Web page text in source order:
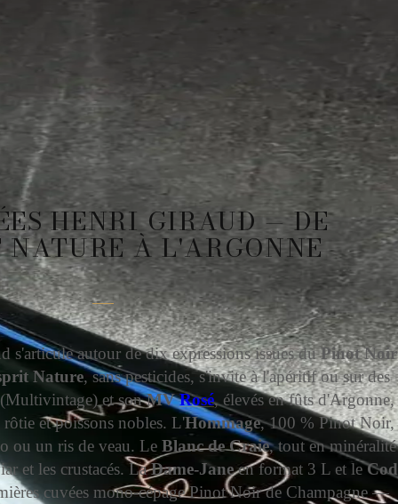
HENRI GIRAUD — DE
NATURE À L'ARGONNE
s'articule autour de dix expressions issues duPinot Noir
Nature, sans pesticides, s'invite à l'apéritif ou sur des
et sonMVRosé, élevés en fûts d'Argonne,
et poissons nobles. L'Hommage, 100 % Pinot Noir,
ou un ris de veau. Le Blanc de Craie, tout en minéralité
et les crustacés. LaDame-Janeen format 3 L et le
cuvées mono-cépage Pinot Noir de Champagne —